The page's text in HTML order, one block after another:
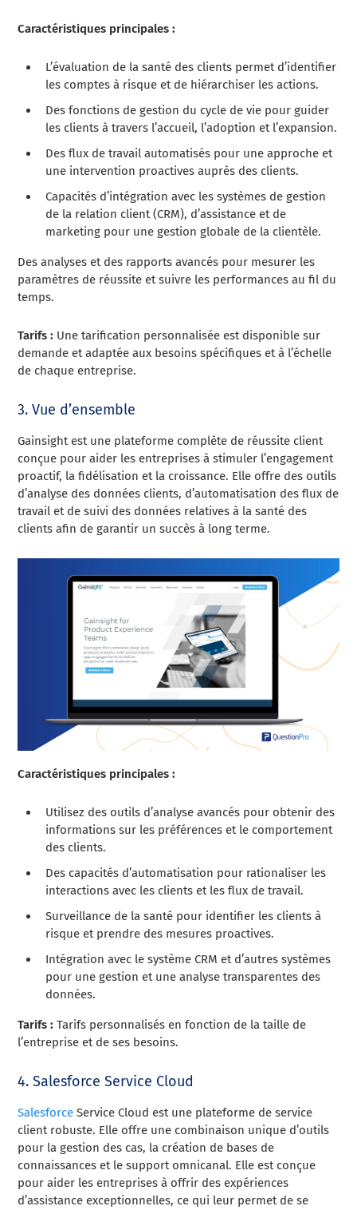
Caractéristiques principales :
L’évaluation de la santé des clients permet d’identifier
les comptes à risque et de hiérarchiser les actions.
Des fonctions de gestion du cycle de vie pour guider
les clients à travers l’accueil, l’adoption et l’expansion.
Des flux de travail automatisés pour une approche et
une intervention proactives auprès des clients.
Capacités d’intégration avec les systèmes de gestion
de la relation client (CRM), d’assistance et de
marketing pour une gestion globale de la clientèle.
Des analyses et des rapports avancés pour mesurer les
paramètres de réussite et suivre les performances au fil du
temps.
Tarifs : Une tarification personnalisée est disponible sur
demande et adaptée aux besoins spécifiques et à l’échelle
de chaque entreprise.
3. Vue d’ensemble
Gainsight est une plateforme complète de réussite client
conçue pour aider les entreprises à stimuler l’engagement
proactif, la fidélisation et la croissance. Elle offre des outils
d’analyse des données clients, d’automatisation des flux de
travail et de suivi des données relatives à la santé des
clients afin de garantir un succès à long terme.
Caractéristiques principales :
Utilisez des outils d’analyse avancés pour obtenir des
informations sur les préférences et le comportement
des clients.
Des capacités d’automatisation pour rationaliser les
interactions avec les clients et les flux de travail.
Surveillance de la santé pour identifier les clients à
risque et prendre des mesures proactives.
Intégration avec le système CRM et d’autres systèmes
pour une gestion et une analyse transparentes des
données.
Tarifs : Tarifs personnalisés en fonction de la taille de
l’entreprise et de ses besoins.
4. Salesforce Service Cloud
Salesforce Service Cloud est une plateforme de service
client robuste. Elle offre une combinaison unique d’outils
pour la gestion des cas, la création de bases de
connaissances et le support omnicanal. Elle est conçue
pour aider les entreprises à offrir des expériences
d’assistance exceptionnelles, ce qui leur permet de se